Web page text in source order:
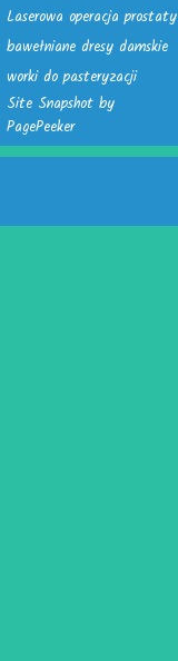
Laserowa operacja prostaty
bawełniane dresy damskie
worki do pasteryzacji
Site Snapshot by
PagePeeker